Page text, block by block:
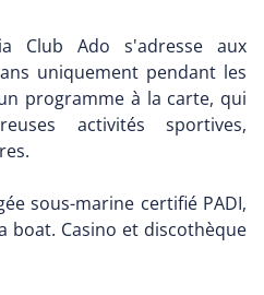
Club Ado s'adresse aux
uniquement pendant les
programme à la carte, qui
activités sportives,
sous-marine certifié PADI,
boat. Casino et discothèque